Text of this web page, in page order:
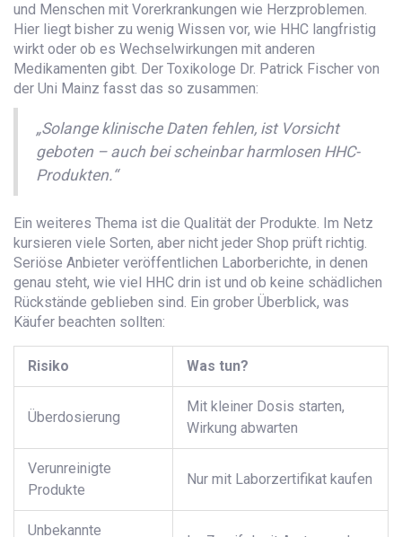
und Menschen mit Vorerkrankungen wie Herzproblemen.
Hier liegt bisher zu wenig Wissen vor, wie HHC langfristig
wirkt oder ob es Wechselwirkungen mit anderen
Medikamenten gibt. Der Toxikologe Dr. Patrick Fischer von
der Uni Mainz fasst das so zusammen:
„Solange klinische Daten fehlen, ist Vorsicht
geboten – auch bei scheinbar harmlosen HHC-
Produkten.“
Ein weiteres Thema ist die Qualität der Produkte. Im Netz
kursieren viele Sorten, aber nicht jeder Shop prüft richtig.
Seriöse Anbieter veröffentlichen Laborberichte, in denen
genau steht, wie viel HHC drin ist und ob keine schädlichen
Rückstände geblieben sind. Ein grober Überblick, was
Käufer beachten sollten:
Risiko Was tun?
Überdosierung
Mit kleiner Dosis starten,
Wirkung abwarten
Verunreinigte
Produkte
Nur mit Laborzertifikat kaufen
Unbekannte